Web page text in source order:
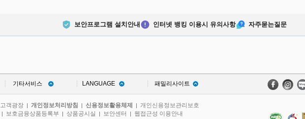
보안프로그램 설치안내 인터넷 뱅킹 이용시 유의사항 자주묻는질문
기타서비스 LANGUAGE 패밀리사이트
고객광장 | 개인정보처리방침 | 신용정보활용체제 | 개인신용정보관리보호
| 보호금융상품등록부 | 상품공시실 | 보안센터 | 웹접근성 이용안내